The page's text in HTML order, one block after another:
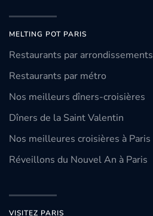
MELTING POT PARIS
Restaurants par arrondissements
Restaurants par métro
Nos meilleurs dîners-croisières
Dîners de la Saint Valentin
Nos meilleures croisières à Paris
Réveillons du Nouvel An à Paris
VISITEZ PARIS